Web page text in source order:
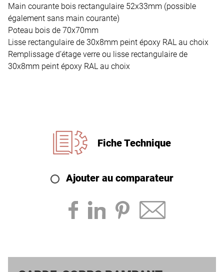
Main courante bois rectangulaire 52x33mm (possible
également sans main courante)
Poteau bois de 70x70mm
Lisse rectangulaire de 30x8mm peint époxy RAL au choix
Remplissage d’étage verre ou lisse rectangulaire de
30x8mm peint époxy RAL au choix
Fiche Technique
Ajouter au comparateur